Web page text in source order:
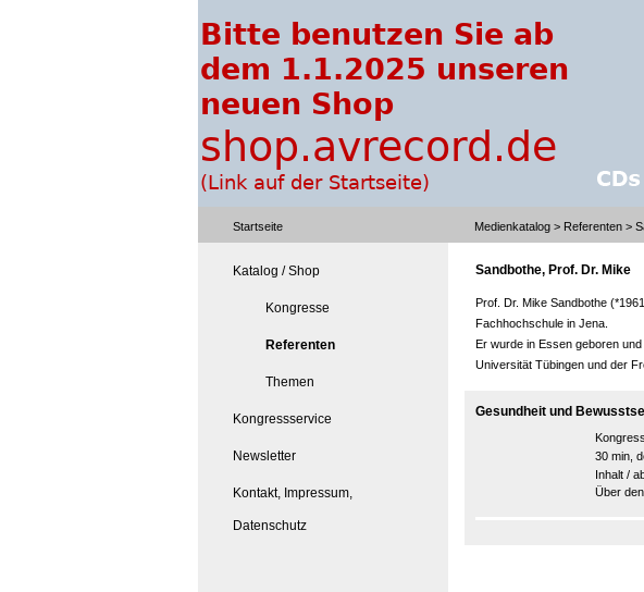
Startseite Medienkatalog > Referenten >
Katalog / Shop
Kongresse
Referenten
Themen
Kongressservice
Newsletter
Kontakt, Impressum,
Datenschutz
Sandbothe, Prof. Dr. Mike
Prof. Dr. Mike Sandbothe
Fachhochschule in Jena.
Er wurde in Essen geboren
Universität Tübingen und der
Gesundheit und
30 min,
Inhalt /
Über